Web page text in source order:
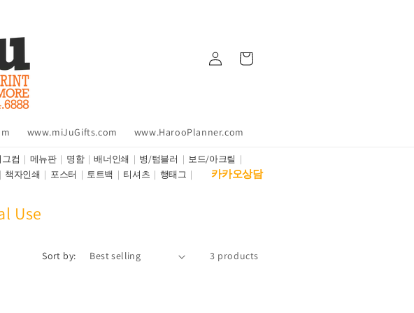
www.miJuGifts.com www.HarooPlanner.com
Log
in
Cart
그컵 메뉴판 명함 배너인쇄 병/텀블러
보드/아크릴
책자인쇄 포스터 토트백 티셔츠 행태그 카카오상담
Use
Sort by: 3 products